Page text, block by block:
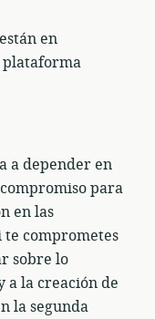
en
plataforma
a depender en
para
en las
te comprometes
sobre lo
la creación de
la segunda